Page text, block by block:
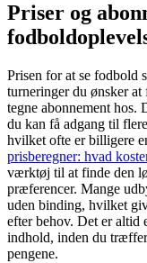
Priser og
Prisen for at se fodbold
turneringer du ønsker
tegne abonnement hos.
du kan få adgang til
hvilket ofte er billigere
prisberegner: hvad
værktøj til at finde den
præferencer. Mange
uden binding, hvilket
efter behov. Det er altid
indhold, inden du
pengene.